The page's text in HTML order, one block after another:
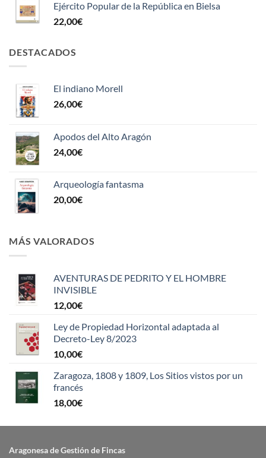
Ejército Popular de la República en Bielsa
22,00€
DESTACADOS
El indiano Morell
26,00€
Apodos del Alto Aragón
24,00€
Arqueología fantasma
20,00€
MÁS VALORADOS
AVENTURAS DE PEDRITO Y EL HOMBRE
INVISIBLE
12,00€
Ley de Propiedad Horizontal adaptada al
Decreto-Ley 8/2023
10,00€
Zaragoza, 1808 y 1809, Los Sitios vistos por un
francés
18,00€
Aragonesa de Gestión de Fincas